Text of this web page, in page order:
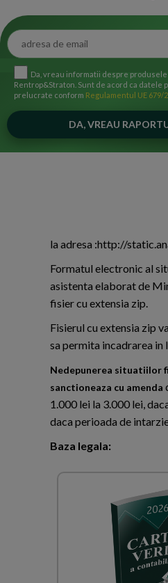
Fiscul reaminteste,
financiare pe anul
la adresa :http://
Formatul electronic al
asistenta elaborat de
fisier cu extensia zip.
Fisierul cu extensia zip
sa permita incadrarea
Nedepunerea situatiilor
sanctioneaza cu amenda
1.000 lei la 3.000 lei,
daca perioada de
Baza legala:
Da, vreau informatii despre produsele
Rentrop&Straton. Sunt de acord ca datele
prelucrate conform Regulamentul UE 679/